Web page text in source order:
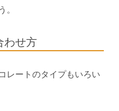
。
わせ方
レートのタイプもいろい